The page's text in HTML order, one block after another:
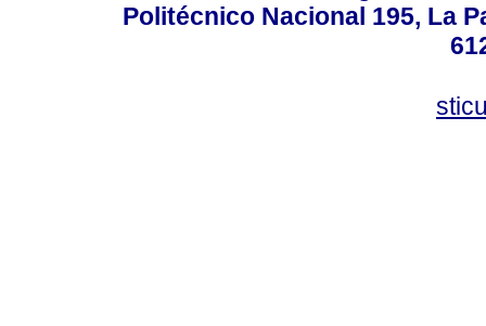
Politécnico Nacional 195, La